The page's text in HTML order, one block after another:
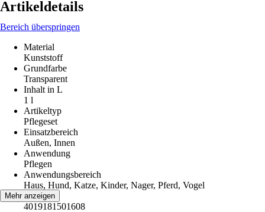
Artikeldetails
Bereich überspringen
Material
Kunststoff
Grundfarbe
Transparent
Inhalt in L
1 l
Artikeltyp
Pflegeset
Einsatzbereich
Außen, Innen
Anwendung
Pflegen
Anwendungsbereich
Haus, Hund, Katze, Kinder, Nager, Pferd, Vogel
EAN
4019181501608
Mehr anzeigen